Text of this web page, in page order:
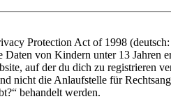
Protection Act of 1998
Daten von Kindern unter 13
auf der du dich zu registrieren
nicht die Anlaufstelle für
behandelt werden.